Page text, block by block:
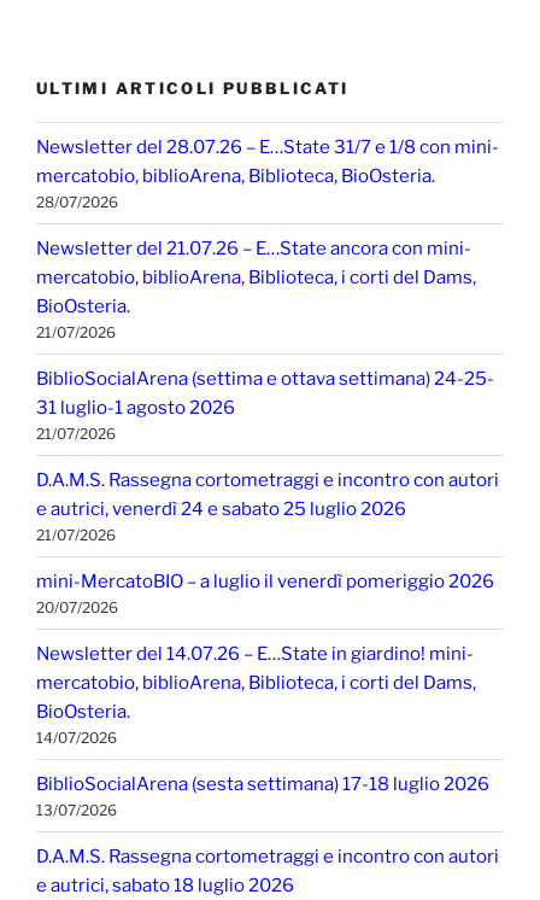
ULTIMI ARTICOLI PUBBLICATI
Newsletter del 28.07.26 – E…State 31/7 e 1/8 con mini-
mercatobio, biblioArena, Biblioteca, BioOsteria.
28/07/2026
Newsletter del 21.07.26 – E…State ancora con mini-
mercatobio, biblioArena, Biblioteca, i corti del Dams,
BioOsteria.
21/07/2026
BiblioSocialArena (settima e ottava settimana) 24-25-
31 luglio-1 agosto 2026
21/07/2026
D.A.M.S. Rassegna cortometraggi e incontro con autori
e autrici, venerdì 24 e sabato 25 luglio 2026
21/07/2026
mini-MercatoBIO – a luglio il venerdì pomeriggio 2026
20/07/2026
Newsletter del 14.07.26 – E…State in giardino! mini-
mercatobio, biblioArena, Biblioteca, i corti del Dams,
BioOsteria.
14/07/2026
BiblioSocialArena (sesta settimana) 17-18 luglio 2026
13/07/2026
D.A.M.S. Rassegna cortometraggi e incontro con autori
e autrici, sabato 18 luglio 2026